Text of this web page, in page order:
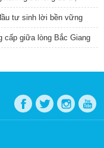
tư sinh lời bền vững
cấp giữa lòng Bắc Giang